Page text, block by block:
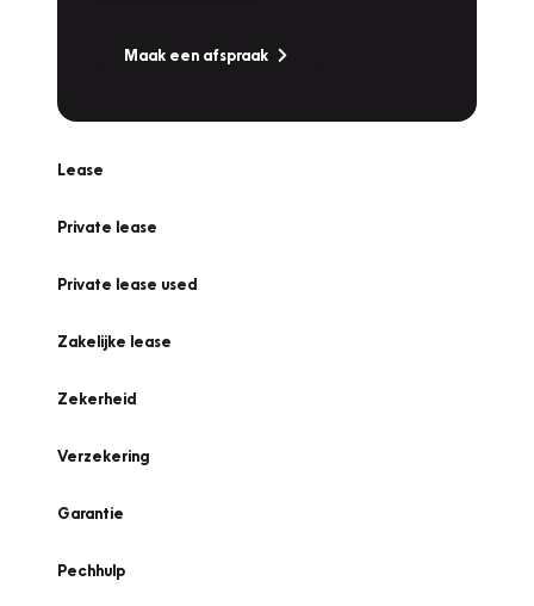
Maak een afspraak
Lease
Private lease
Private lease used
Zakelijke lease
Zekerheid
Verzekering
Garantie
Pechhulp